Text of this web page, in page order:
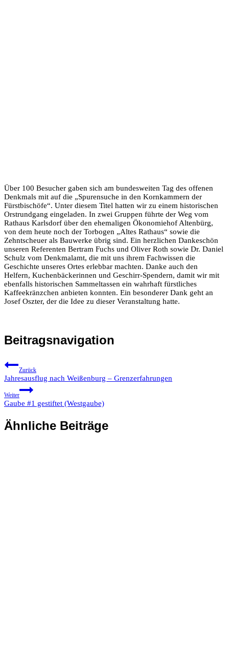
Über 100 Besucher gaben sich am bundesweiten Tag des offenen
Denkmals mit auf die „Spurensuche in den Kornkammern der
Fürstbischöfe“. Unter diesem Titel hatten wir zu einem historischen
Orstrundgang eingeladen. In zwei Gruppen führte der Weg vom
Rathaus Karlsdorf über den ehemaligen Ökonomiehof Altenbürg,
von dem heute noch der Torbogen „Altes Rathaus“ sowie die
Zehntscheuer als Bauwerke übrig sind. Ein herzlichen Dankeschön
unseren Referenten Bertram Fuchs und Oliver Roth sowie Dr. Daniel
Schulz vom Denkmalamt, die mit uns ihrem Fachwissen die
Geschichte unseres Ortes erlebbar machten. Danke auch den
Helfern, Kuchenbäckerinnen und Geschirr-Spendern, damit wir mit
ebenfalls historischen Sammeltassen ein wahrhaft fürstliches
Kaffeekränzchen anbieten konnten. Ein besonderer Dank geht an
Josef Oszter, der die Idee zu dieser Veranstaltung hatte.
Beitragsnavigation
Zurück
Jahresausflug nach Weißenburg – Grenzerfahrungen
Weiter
Gaube #1 gestiftet (Westgaube)
Ähnliche Beiträge